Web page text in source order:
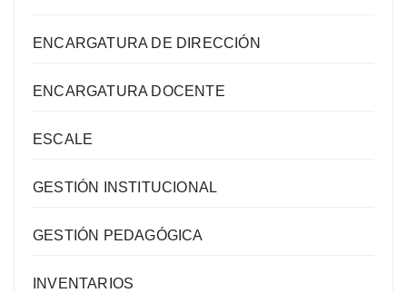
ENCARGATURA DE DIRECCIÓN
ENCARGATURA DOCENTE
ESCALE
GESTIÓN INSTITUCIONAL
GESTIÓN PEDAGÓGICA
INVENTARIOS